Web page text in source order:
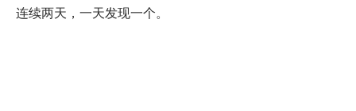
连续两天，一天发现一个。